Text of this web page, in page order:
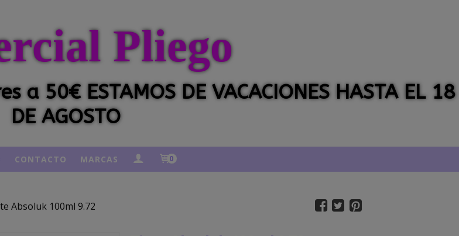
Pliego
50€ ESTAMOS DE VACACIONES HASTA EL 18
DE AGOSTO
CONTACTO MARCAS 0
Absoluk 100ml 9.72